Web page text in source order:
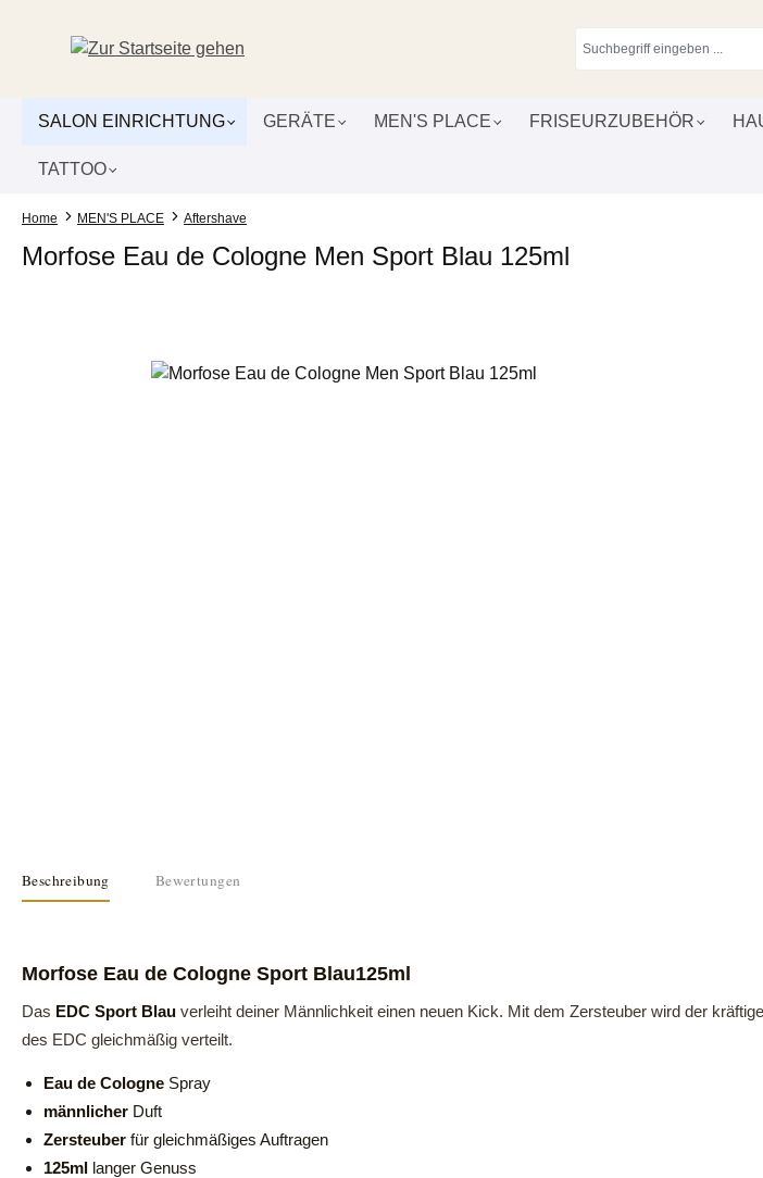
SALON EINRICHTUNG GERÄTE MEN'S PLACE FRISEURZUBEHÖR
TATTOO
Home MEN'S PLACE Aftershave
Morfose Eau de Cologne Men Sport Blau 125ml
Bildergalerie überspringen
Beschreibung Bewertungen
Morfose Eau de Cologne Sport Blau125ml
Das EDC Sport Blau verleiht deiner Männlichkeit einen neuen Kick. Mit dem Zersteuber wird der
des EDC gleichmäßig verteilt.
Eau de Cologne Spray
männlicher Duft
Zersteuber für gleichmäßiges Auftragen
125ml langer Genuss